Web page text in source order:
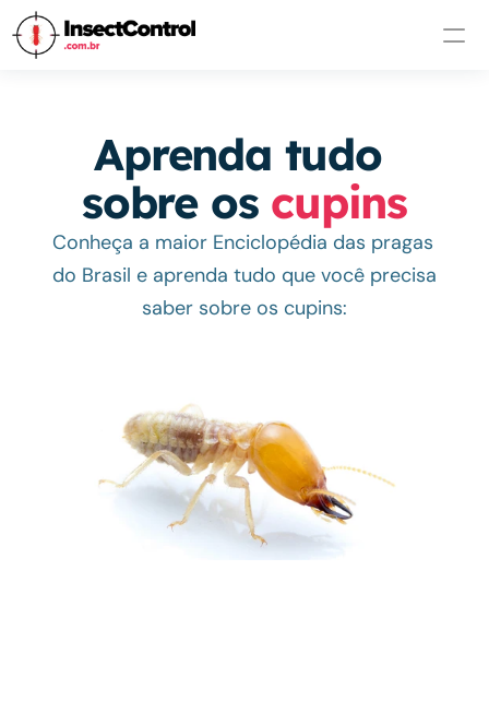
Aprenda tudo
sobre os cupins
Conheça a maior Enciclopédia das pragas
do Brasil e aprenda tudo que você precisa
saber sobre os cupins: